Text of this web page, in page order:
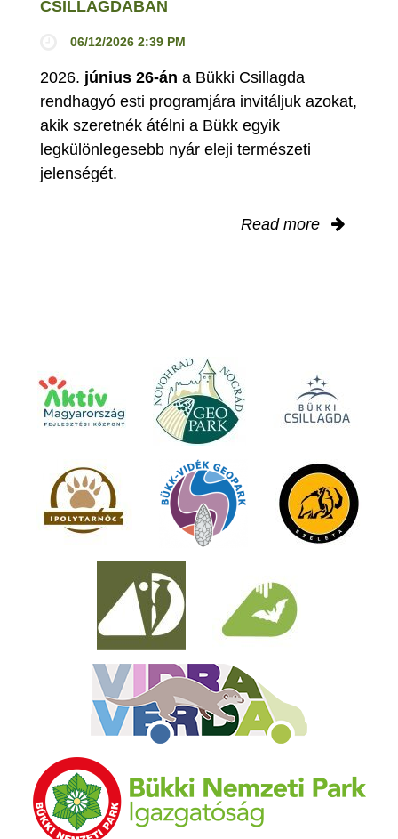
CSILLAGDÁBAN
06/12/2026 2:39 PM
2026. június 26-án a Bükki Csillagda
rendhagyó esti programjára invitáljuk azokat,
akik szeretnék átélni a Bükk egyik
legkülönlegesebb nyár eleji természeti
jelenségét.
Read more